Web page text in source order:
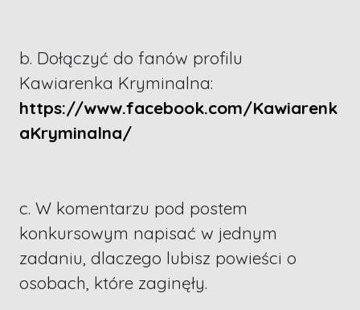
b. Dołączyć do fanów profilu
Kawiarenka Kryminalna:
https://www.facebook.com/Kawiarenk
aKryminalna/
c. W komentarzu pod postem
konkursowym napisać w jednym
zadaniu, dlaczego lubisz powieści o
osobach, które zaginęły.